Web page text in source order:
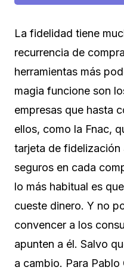
La fidelidad tiene
recurrencia de
herramientas más
magia funcione son
empresas que hasta
ellos, como la Fnac,
tarjeta de
seguros en cada
lo más habitual es
cueste dinero. Y no
convencer a los
apunten a él. Salvo
a cambio. Para